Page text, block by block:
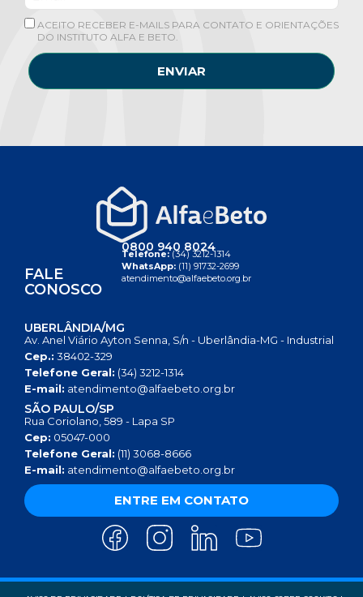
ACEITO RECEBER E-MAILS PARA CONTATO E ORIENTAÇÕES
DO INSTITUTO ALFA E BETO.
ENVIAR
FALE
CONOSCO
0800 940 8024
Telefone:(34) 3212-1314
WhatsApp: (11) 91732-2699
atendimento@alfaebeto.org.br
UBERLÂNDIA/MG
Av. Anel Viário Ayton Senna, S/n - Uberlândia-MG - Industrial
Cep.: 38402-329
Telefone Geral: (34) 3212-1314
E-mail: atendimento@alfaebeto.org.br
SÃO PAULO/SP
Rua Coriolano, 589 - Lapa SP
Cep: 05047-000
Telefone Geral: (11) 3068-8666
E-mail: atendimento@alfaebeto.org.br
ENTRE EM CONTATO